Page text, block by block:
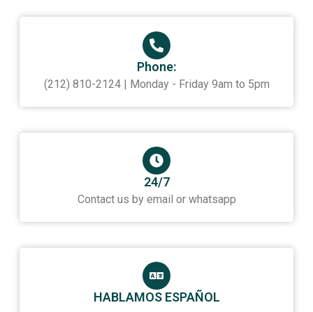
Phone:
(212) 810-2124 | Monday - Friday 9am to 5pm
24/7
Contact us by email or whatsapp
HABLAMOS ESPAÑOL